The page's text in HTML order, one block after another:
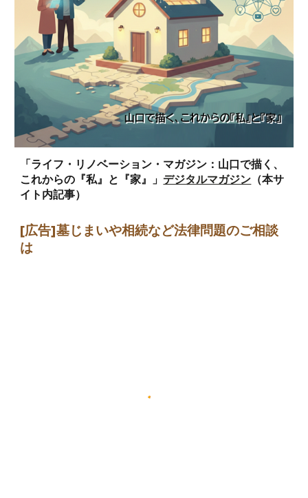
「ライフ・リノベーション・マガジン：山口で描く、
これからの『私』と『家』」 デジタルマガジン （本サ
イト内記事）
[広告]墓じまいや相続など法律問題のご相談
は